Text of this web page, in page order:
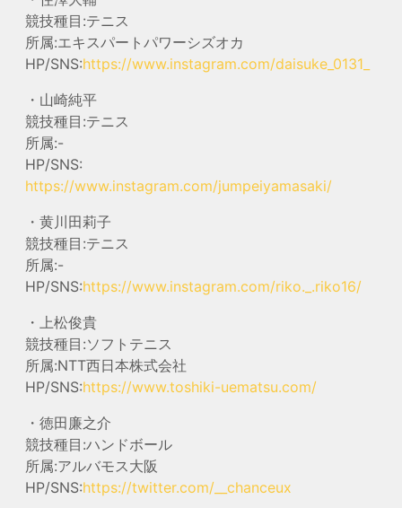
競技種目:テニス
所属:エキスパートパワーシズオカ
HP/SNS:https://www.instagram.com/daisuke_0131_
・山崎純平
競技種目:テニス
所属:-
HP/SNS:
https://www.instagram.com/jumpeiyamasaki/
・黄川田莉子
競技種目:テニス
所属:-
HP/SNS:https://www.instagram.com/riko._.riko16/
・上松俊貴
競技種目:ソフトテニス
所属:NTT西日本株式会社
HP/SNS:https://www.toshiki-uematsu.com/
・徳田廉之介
競技種目:ハンドボール
所属:アルバモス大阪
HP/SNS:https://twitter.com/__chanceux